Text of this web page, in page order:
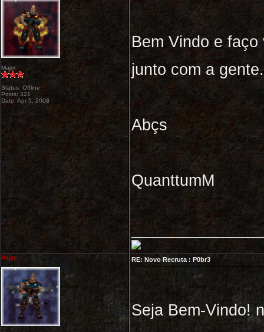
Major
Status: Offline
Posts: 321
Date: Apr 5, 2008
Bem Vindo e
junto com a gente.
Abçs
QuanttumM
Hajas RE: Novo Recruta : P0br3
Seja Bem-Vindo!